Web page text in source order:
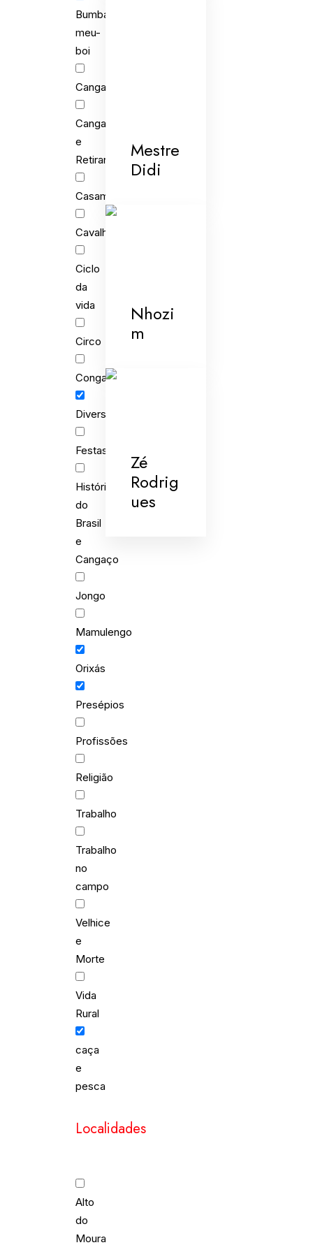
Bumba-
meu-
boi
Cangaceiros
Cangaceiros
e
Retirantes
Casamento
Cavalhada
Ciclo
da
vida
Circo
Congada
Diversões
Festas
História
do
Brasil
e
Cangaço
Jongo
Mamulengo
Orixás
Presépios
Profissões
Religião
Trabalho
Trabalho
no
campo
Velhice
e
Morte
Vida
Rural
caça
e
pesca
Localidades
Alto
do
Moura
Mestre
Didi
Nhozi
m
Zé
Rodrig
ues